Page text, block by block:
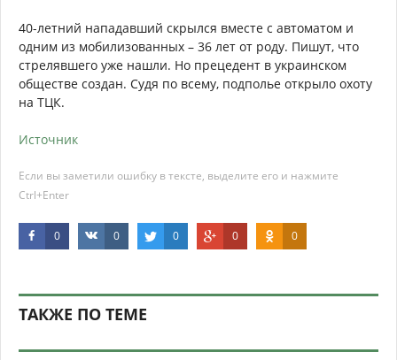
40-летний нападавший скрылся вместе с автоматом и
одним из мобилизованных – 36 лет от роду. Пишут, что
стрелявшего уже нашли. Но прецедент в украинском
обществе создан. Судя по всему, подполье открыло охоту
на ТЦК.
Источник
Если вы заметили ошибку в тексте, выделите его и нажмите
Ctrl+Enter
0 0 0 0 0
ТАКЖЕ ПО ТЕМЕ